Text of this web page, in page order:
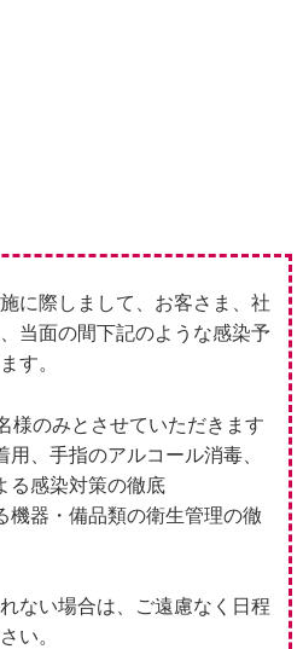
に際しまして、お客さま、社
当面の間下記のような感染予
す。
様のみとさせていただきます
用、手指のアルコール消毒、
る感染対策の徹底
機器・備品類の衛生管理の徹
ない場合は、ご遠慮なく日程
い。